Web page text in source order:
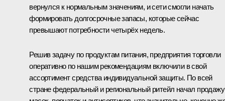
вернулся к нормальным значениям, и сети смогли начать
формировать долгосрочные запасы, которые сейчас
превышают потребности четырёх недель.
Решив задачу по продуктам питания, предприятия торговли
оперативно по нашим рекомендациям включили в свой
ассортимент средства индивидуальной защиты. По всей
стране федеральный и региональный ритейл начал продажу